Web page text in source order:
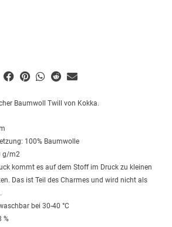
Baumwoll Twill von Kokka.
100% Baumwolle
g/m2
kommt es auf dem Stoff im Druck zu kleinen
Das ist Teil des Charmes und wird nicht als
bei 30-40 °C
%